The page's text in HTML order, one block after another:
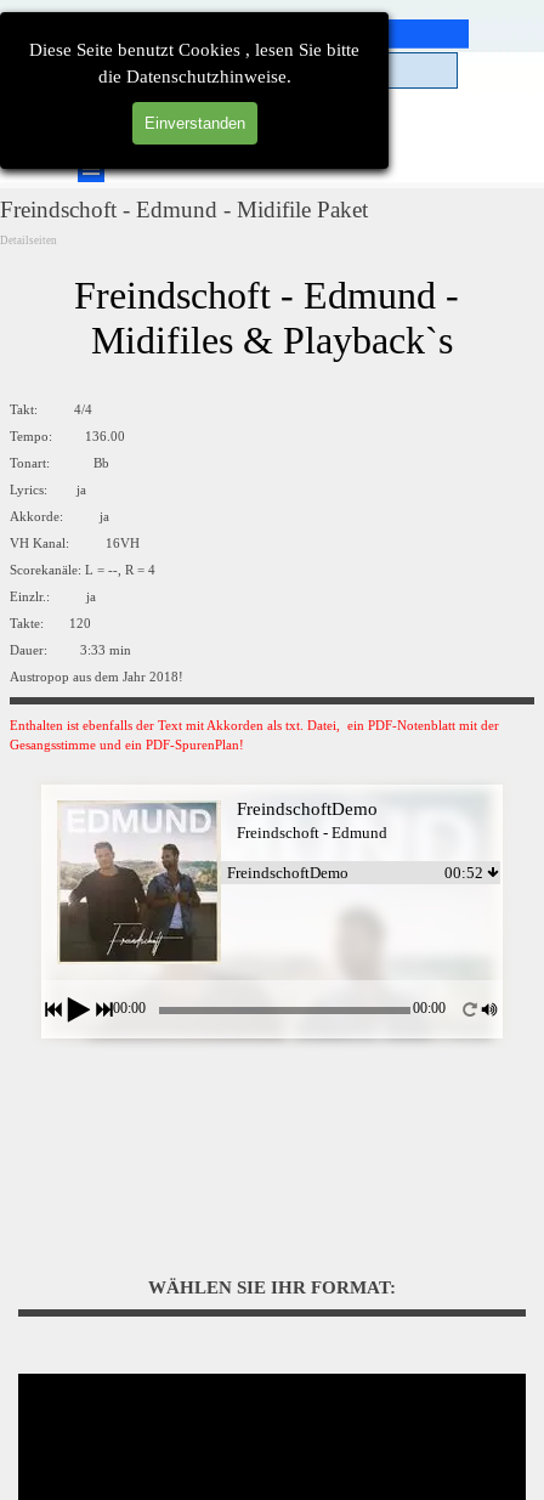
Diese Seite benutzt Cookies , lesen Sie bitte
die Datenschutzhinweise.
Einverstanden
Direkt zum Seiteninhalt
Menü überspringen
Freindschoft - Edmund - Midifile Paket
Detailseiten
Freindschoft - Edmund -
Midifiles & Playback`s
Takt: 4/4
Tempo: 136.00
Tonart: Bb
Lyrics: ja
Akkorde: ja
VH Kanal: 16VH
Scorekanäle: L = --, R = 4
Einzlr.: ja
Takte: 120
Dauer: 3:33 min
Austropop aus dem Jahr 2018!
Enthalten ist ebenfalls der Text mit Akkorden als txt. Datei, ein PDF-Notenblatt mit der
Gesangsstimme und ein PDF-SpurenPlan!
FreindschoftDemo
Freindschoft - Edmund
FreindschoftDemo 00:52
00:00 00:00
WÄHLEN SIE IHR FORMAT: